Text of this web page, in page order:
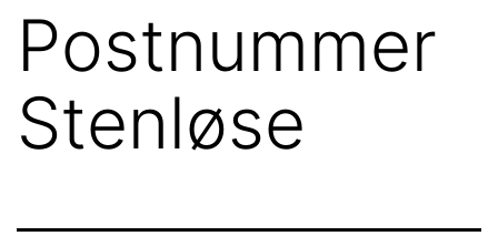
Postnummer
Stenløse